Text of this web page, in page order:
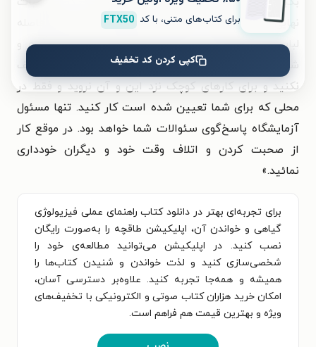
نهایی دخالت ندهید. وقتی وارد آزمایشگاه می‌شوید بلافاصله
لباس کار پوشیده و در محل مخصوص خود قرار گرفته و
شروع به کار نمائید. وقت خود را بیهوده در آزمایشگاه تلف
نکنید و برای کارهای کوچک نزد این و آن نروید و فقط در
محلی که برای شما تعیین شده است کار کنید. تنها مسئول
آزمایشگاه پاسخ‌گوی سئوالات شما خواهد بود. در موقع کار
از صحبت کردن و اتلاف وقت خود و دیگران خودداری
نمائید.»
برای تجربه‌ای بهتر در دانلود کتاب راهنمای عملی فیزیولوژی
گیاهی و خواندن آن، اپلیکیشن طاقچه را به‌صورت رایگان
نصب کنید. در اپلیکیشن می‌توانید مطالعه‌ی خود را
شخصی‌سازی کنید و لذت خواندن و شنیدن کتاب‌ها را
همیشه و همه‌جا تجربه کنید. علاوه‌بر دسترسی آسان،
امکان خرید هزاران کتاب صوتی و الکترونیکی با تخفیف‌های
ویژه و بهترین قیمت هم فراهم است.
برای کتاب‌های متنی، با کد FTX50
کپی کردن کد تخفیف